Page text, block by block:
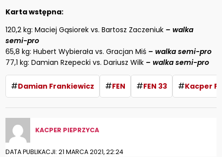
Karta wstępna:
120,2 kg: Maciej Gąsiorek vs. Bartosz Zaczeniuk – walka
semi-pro
65,8 kg: Hubert Wybierała vs. Gracjan Miś – walka semi-pro
77,1 kg: Damian Rzepecki vs. Dariusz Wilk – walka semi-pro
#Damian Frankiewicz #FEN #FEN 33 #Kacper
KACPER PIEPRZYCA
DATA PUBLIKACJI: 21 MARCA 2021, 22:24